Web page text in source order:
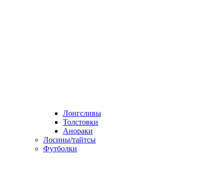
Лонгсливы
Толстовки
Анораки
Лосины/тайтсы
Футболки